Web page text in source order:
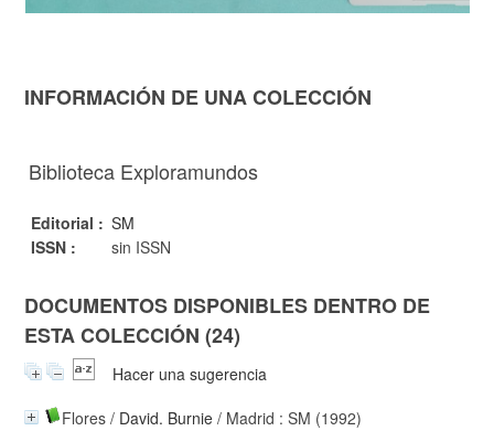
INFORMACIÓN DE UNA COLECCIÓN
Biblioteca Exploramundos
Editorial : SM
ISSN :
sin ISSN
DOCUMENTOS DISPONIBLES DENTRO DE
ESTA COLECCIÓN (24)
Hacer una sugerencia
Flores / David. Burnie / Madrid : SM (1992)